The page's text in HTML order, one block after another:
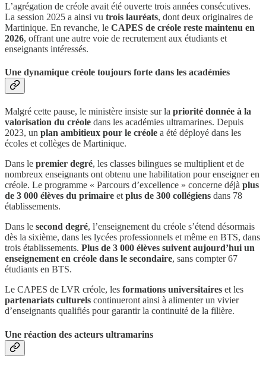
L’agrégation de créole avait été ouverte trois années consécutives.
La session 2025 a ainsi vu trois lauréats, dont deux originaires de
Martinique. En revanche, le CAPES de créole reste maintenu en
2026, offrant une autre voie de recrutement aux étudiants et
enseignants intéressés.
Une dynamique créole toujours forte dans les académies
Malgré cette pause, le ministère insiste sur la priorité donnée à la
valorisation du créole dans les académies ultramarines. Depuis
2023, un plan ambitieux pour le créole a été déployé dans les
écoles et collèges de Martinique.
Dans le premier degré, les classes bilingues se multiplient et de
nombreux enseignants ont obtenu une habilitation pour enseigner en
créole. Le programme « Parcours d’excellence » concerne déjà plus
de 3 000 élèves du primaire et plus de 300 collégiens dans 78
établissements.
Dans le second degré, l’enseignement du créole s’étend désormais
dès la sixième, dans les lycées professionnels et même en BTS, dans
trois établissements. Plus de 3 000 élèves suivent aujourd’hui un
enseignement en créole dans le secondaire, sans compter 67
étudiants en BTS.
Le CAPES de LVR créole, les formations universitaires et les
partenariats culturels continueront ainsi à alimenter un vivier
d’enseignants qualifiés pour garantir la continuité de la filière.
Une réaction des acteurs ultramarins